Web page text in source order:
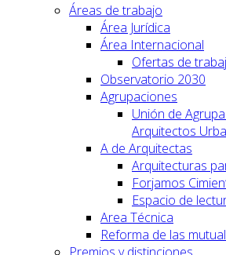
Áreas de trabajo
Área Jurídica
Área Internacional
Ofertas de
Observatorio 2030
Agrupaciones
Unión de
Arquitectos
A de Arquitectas
Arquitecturas
Forjamos
Espacio de
Area Técnica
Reforma de las